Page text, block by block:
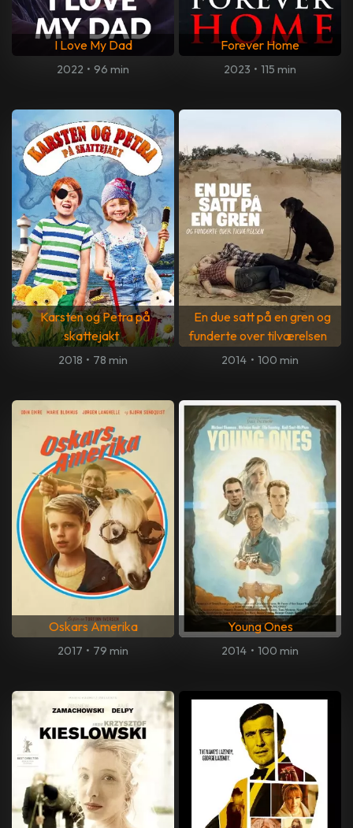
I Love My Dad
2022 • 96 min
Forever Home
2023 • 115 min
Karsten og Petra på
skattejakt
2018 • 78 min
En due satt på en gren og
funderte over tilværelsen
2014 • 100 min
Oskars Amerika
2017 • 79 min
Young Ones
2014 • 100 min